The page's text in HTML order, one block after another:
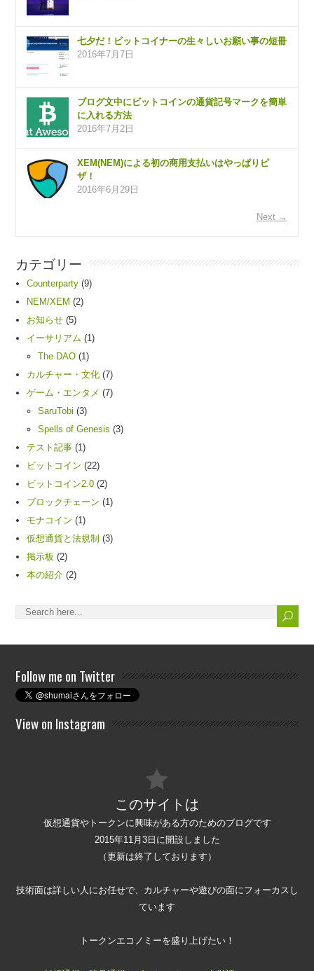
七夕だ！ビットコイナーの生々しいお願い事の短冊
2016年7月7日
ブログ文中にビットコインの通貨記号マークを簡単
に入れる方法
2016年7月2日
XEM(NEM)による初の商用支払いはやっぱりピ
ザ！
2016年6月29日
Next →
カテゴリー
Counterparty (9)
NEM/XEM (2)
お知らせ (5)
イーサリアム (1)
The DAO (1)
カルチャー・文化 (7)
ゲーム・エンタメ (7)
SaruTobi (3)
Spells of Genesis (3)
テスト記事 (1)
ビットコイン (22)
ビットコイン2.0 (2)
ブロックチェーン (1)
モナコイン (1)
仮想通貨と法規制 (3)
掲示板 (2)
本の紹介 (2)
Follow me on Twitter
View on Instagram
このサイトは
仮想通貨やトークンに興味がある方のためのブログです
2015年11月3日に開設しました
（更新は終了しております）
技術面は詳しい人にお任せで、カルチャーや遊びの面にフォーカスし
ています
トークンエコノミーを盛り上げたい！